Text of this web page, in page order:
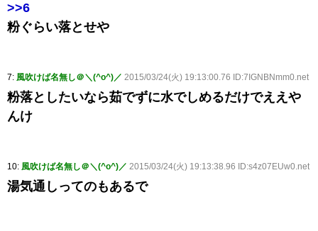
>>6
粉ぐらい落とせや
7: 風吹けば名無し＠＼(^o^)／ 2015/03/24(火) 19:13:00.76 ID:7IGNBNmm0.net
粉落としたいなら茹でずに水でしめるだけでええや
んけ
10: 風吹けば名無し＠＼(^o^)／ 2015/03/24(火) 19:13:38.96 ID:s4z07EUw0.net
湯気通しってのもあるで